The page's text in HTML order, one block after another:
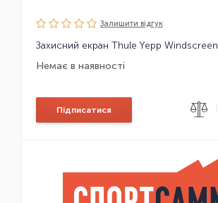
Залишити вiдгук
Захисний екран Thule Yepp Windscreen
Немає в наявності
Підписатися